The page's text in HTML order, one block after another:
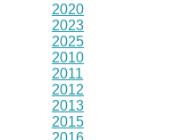
2020
2023
2025
2010
2011
2012
2013
2015